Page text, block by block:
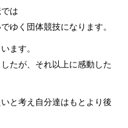
は
ゆく団体競技になります。
ます。
たが、それ以上に感動した
と考え自分達はもとより後